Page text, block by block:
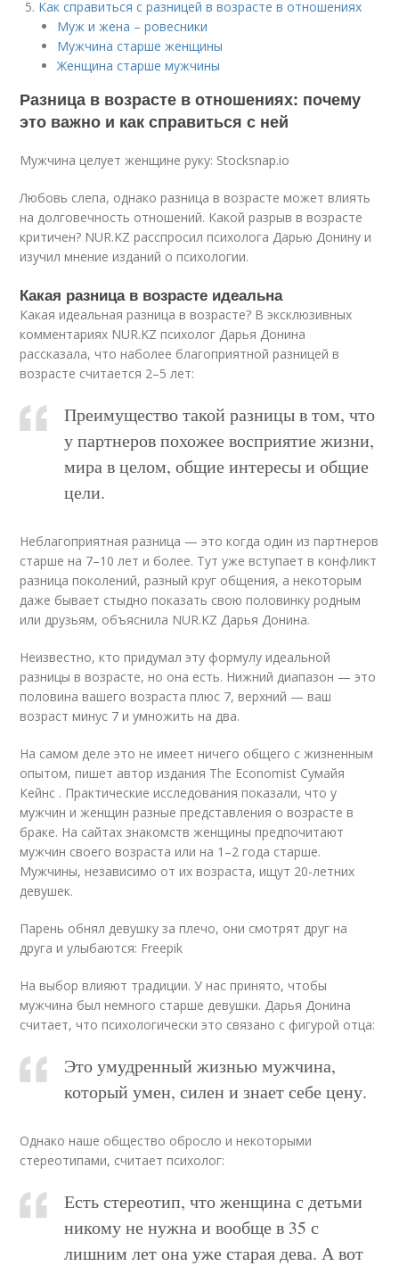
Как справиться с разницей в возрасте в отношениях
Муж и жена – ровесники
Мужчина старше женщины
Женщина старше мужчины
Разница в возрасте в отношениях: почему
это важно и как справиться с ней
Мужчина целует женщине руку: Stocksnap.io
Любовь слепа, однако разница в возрасте может влиять
на долговечность отношений. Какой разрыв в возрасте
критичен? NUR.KZ расспросил психолога Дарью Донину и
изучил мнение изданий о психологии.
Какая разница в возрасте идеальна
Какая идеальная разница в возрасте? В эксклюзивных
комментариях NUR.KZ психолог Дарья Донина
рассказала, что наболее благоприятной разницей в
возрасте считается 2–5 лет:
Преимущество такой разницы в том, что
у партнеров похожее восприятие жизни,
мира в целом, общие интересы и общие
цели.
Неблагоприятная разница — это когда один из партнеров
старше на 7–10 лет и более. Тут уже вступает в конфликт
разница поколений, разный круг общения, а некоторым
даже бывает стыдно показать свою половинку родным
или друзьям, объяснила NUR.KZ Дарья Донина.
Неизвестно, кто придумал эту формулу идеальной
разницы в возрасте, но она есть. Нижний диапазон — это
половина вашего возраста плюс 7, верхний — ваш
возраст минус 7 и умножить на два.
На самом деле это не имеет ничего общего с жизненным
опытом, пишет автор издания The Economist Сумайя
Кейнс . Практические исследования показали, что у
мужчин и женщин разные представления о возрасте в
браке. На сайтах знакомств женщины предпочитают
мужчин своего возраста или на 1–2 года старше.
Мужчины, независимо от их возраста, ищут 20-летних
девушек.
Парень обнял девушку за плечо, они смотрят друг на
друга и улыбаются: Freepik
На выбор влияют традиции. У нас принято, чтобы
мужчина был немного старше девушки. Дарья Донина
считает, что психологически это связано с фигурой отца:
Это умудренный жизнью мужчина,
который умен, силен и знает себе цену.
Однако наше общество обросло и некоторыми
стереотипами, считает психолог:
Есть стереотип, что женщина с детьми
никому не нужна и вообще в 35 с
лишним лет она уже старая дева. А вот